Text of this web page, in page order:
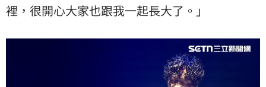
裡，很開心大家也跟我一起長大了。」